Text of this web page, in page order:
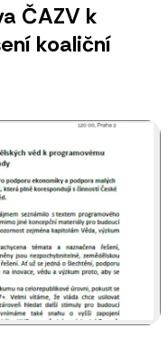
ČAZV k
koaliční